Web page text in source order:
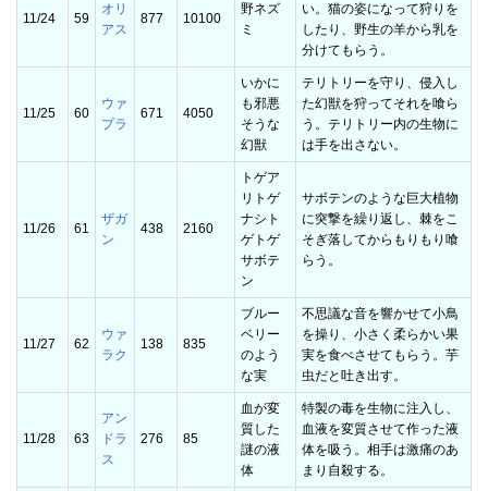
11/24 59
オリ
アス
877 10100
野ネズ
ミ
い。猫の姿になって狩りを
したり、野生の羊から乳を
分けてもらう。
11/25 60
ウァ
プラ
671 4050
いかに
も邪悪
そうな
幻獣
テリトリーを守り、侵入し
た幻獣を狩ってそれを喰ら
う。テリトリー内の生物に
は手を出さない。
11/26 61
ザガ
ン
438 2160
トゲア
リトゲ
ナシト
ゲトゲ
サボテ
ン
サボテンのような巨大植物
に突撃を繰り返し、棘をこ
そぎ落してからもりもり喰
らう。
11/27 62
ウァ
ラク
138 835
ブルー
ベリー
のよう
な実
不思議な音を響かせて小鳥
を操り、小さく柔らかい果
実を食べさせてもらう。芋
虫だと吐き出す。
11/28 63
アン
ドラ
ス
276 85
血が変
質した
謎の液
体
特製の毒を生物に注入し、
血液を変質させて作った液
体を吸う。相手は激痛のあ
まり自殺する。